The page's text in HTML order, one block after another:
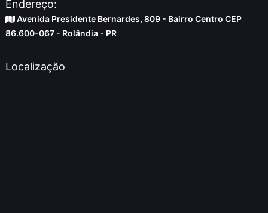
Endereço:
Avenida Presidente Bernardes, 809 - Bairro Centro CEP
86.600-067 - Rolândia - PR
Localização